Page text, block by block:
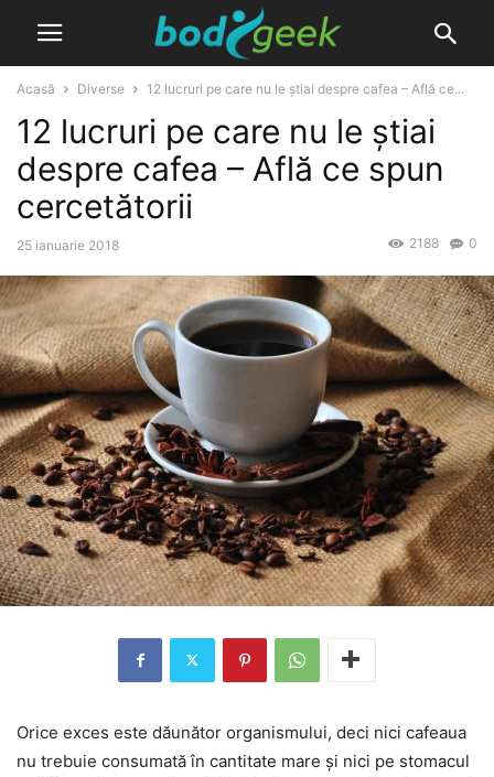
Acasă Diverse 12 lucruri pe care nu le știai despre cafea – Află ce...
12 lucruri pe care nu le știai
despre cafea – Află ce spun
cercetătorii
25 ianuarie 2018 0
2188
Orice exces este dăunător organismului, deci nici cafeaua
nu trebuie consumată în cantitate mare și nici pe stomacul